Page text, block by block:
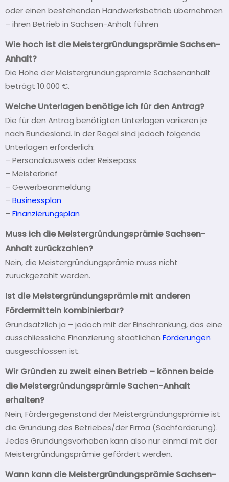
oder einen bestehenden Handwerksbetrieb übernehmen
– ihren Betrieb in Sachsen-Anhalt führen
Wie hoch ist die Meistergründungsprämie Sachsen-
Anhalt?
Die Höhe der Meistergründungsprämie Sachsenanhalt
beträgt 10.000 €.
Welche Unterlagen benötige ich für den Antrag?
Die für den Antrag benötigten Unterlagen variieren je
nach Bundesland. In der Regel sind jedoch folgende
Unterlagen erforderlich:
– Personalausweis oder Reisepass
– Meisterbrief
– Gewerbeanmeldung
– Businessplan
– Finanzierungsplan
Muss ich die Meistergründungsprämie Sachsen-
Anhalt zurückzahlen?
Nein, die Meistergründungsprämie muss nicht
zurückgezahlt werden.
Ist die Meistergründungsprämie mit anderen
Fördermitteln kombinierbar?
Grundsätzlich ja – jedoch mit der Einschränkung, das eine
ausschliessliche Finanzierung staatlichen Förderungen
ausgeschlossen ist.
Wir Gründen zu zweit einen Betrieb – können beide
die Meistergründungsprämie Sachen-Anhalt
erhalten?
Nein, Fördergegenstand der Meistergründungsprämie ist
die Gründung des Betriebes/der Firma (Sachförderung).
Jedes Gründungsvorhaben kann also nur einmal mit der
Meistergründungsprämie gefördert werden.
Wann kann die Meistergründungsprämie Sachsen-